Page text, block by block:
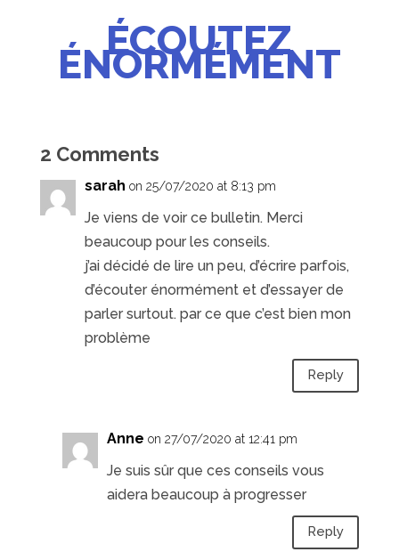
ÉCOUTEZ
ÉNORMÉMENT
2 Comments
sarah on 25/07/2020 at 8:13 pm
Je viens de voir ce bulletin. Merci
beaucoup pour les conseils.
j’ai décidé de lire un peu, d’écrire parfois,
d’écouter énormément et d’essayer de
parler surtout. par ce que c’est bien mon
problème
Reply
Anne on 27/07/2020 at 12:41 pm
Je suis sûr que ces conseils vous
aidera beaucoup à progresser
Reply